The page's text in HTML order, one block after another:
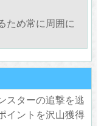
ため常に周囲に
スターの追撃を逃
イントを沢山獲得